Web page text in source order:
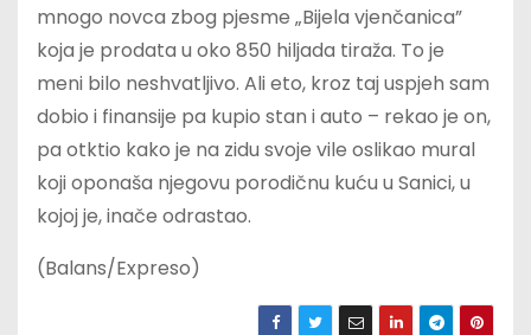
mnogo novca zbog pjesme „Bijela vjenčanica”
koja je prodata u oko 850 hiljada tiraža. To je
meni bilo neshvatljivo. Ali eto, kroz taj uspjeh sam
dobio i finansije pa kupio stan i auto – rekao je on,
pa otktio kako je na zidu svoje vile oslikao mural
koji oponaša njegovu porodičnu kuću u Sanici, u
kojoj je, inače odrastao.
(Balans/Expreso)